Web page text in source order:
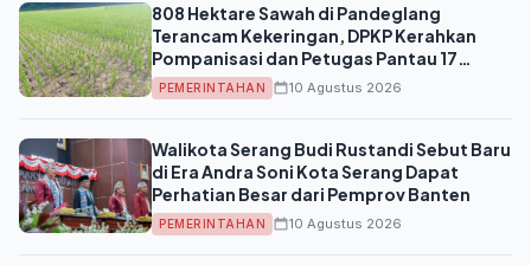
808 Hektare Sawah di Pandeglang
Terancam Kekeringan, DPKP Kerahkan
Pompanisasi dan Petugas Pantau 17
Kecamatan
PEMERINTAHAN 10 Agustus 2026
Walikota Serang Budi Rustandi Sebut Baru
di Era Andra Soni Kota Serang Dapat
Perhatian Besar dari Pemprov Banten
PEMERINTAHAN 10 Agustus 2026